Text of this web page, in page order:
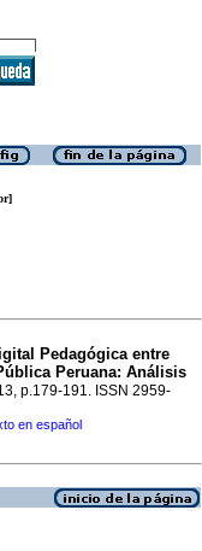
Pedagógica entre
Peruana: Análisis
p.179-191. ISSN 2959-
en español